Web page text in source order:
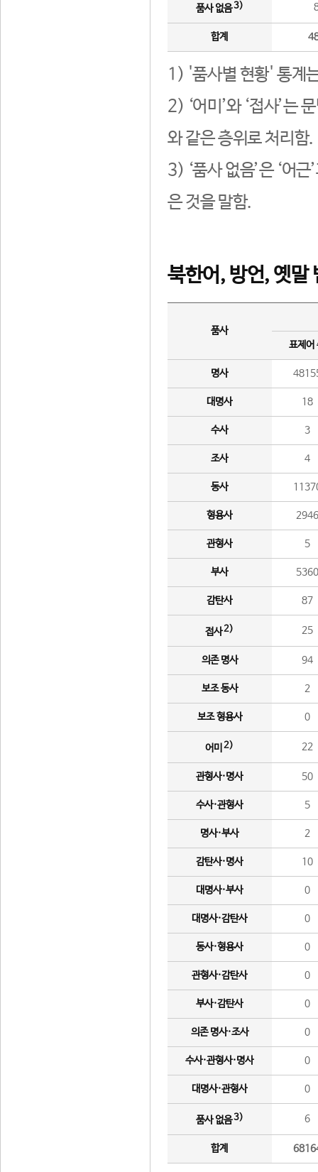
품사 없음3)
합계
1) '품사별 현황' 통계
2) ‘어미’와 ‘접사’는
와 같은 층위로 처리함.
3) ‘품사 없음’은 ‘어
은 것을 말함.
북한어, 방언, 옛말
품사
표제어
명사
대명사 18
수사 3
조사 4
동사
형용사 2946
관형사 5
부사 5360
감탄사 87
접사2) 25
의존 명사 94
보조 동사 2
보조 형용사 0
어미 2) 22
관형사·명사 50
수사·관형사 5
명사·부사 2
감탄사·명사 10
대명사·부사 0
대명사·감탄사 0
동사·형용사 0
관형사·감탄사 0
부사·감탄사 0
의존 명사·조사 0
수사·관형사·명사 0
대명사·관형사 0
품사 없음3) 6
합계